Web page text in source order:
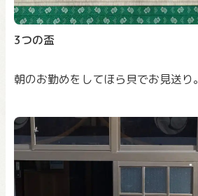
3つの盃
朝のお勤めをしてほら貝でお見送り。